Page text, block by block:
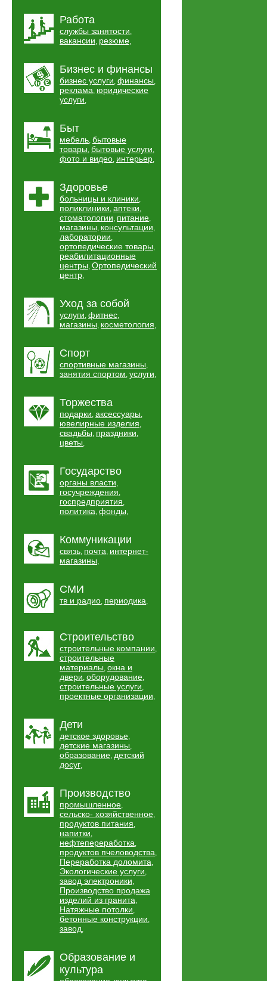
Работа
службы занятости,
вакансии, резюме,
Бизнес и финансы
бизнес услуги, финансы,
реклама, юридические
услуги,
Быт
мебель, бытовые
товары, бытовые услуги,
фото и видео, интерьер,
Здоровье
больницы и клиники,
поликлиники, аптеки,
стоматологии, питание,
магазины, консультации,
лаборатории,
ортопедические товары,
реабилитационные
центры, Ортопедический
центр,
Уход за собой
услуги, фитнес,
магазины, косметология,
Спорт
спортивные магазины,
занятия спортом, услуги,
Торжества
подарки, аксессуары,
ювелирные изделия,
свадьбы, праздники,
цветы,
Государство
органы власти,
госучреждения,
госпредприятия,
политика, фонды,
Коммуникации
связь, почта, интернет-
магазины,
СМИ
тв и радио, периодика,
Строительство
строительные компании,
строительные
материалы, окна и
двери, оборудование,
строительные услуги,
проектные организации,
Дети
детское здоровье,
детские магазины,
образование, детский
досуг,
Производство
промышленное,
сельско- хозяйственное,
продуктов питания,
напитки,
нефтепереработка,
продуктов пчеловодства,
Переработка доломита,
Экологические услуги,
завод электроники,
Производство продажа
изделий из гранита,
Натяжные потолки,
бетонные конструкции,
завод,
Образование и
культура